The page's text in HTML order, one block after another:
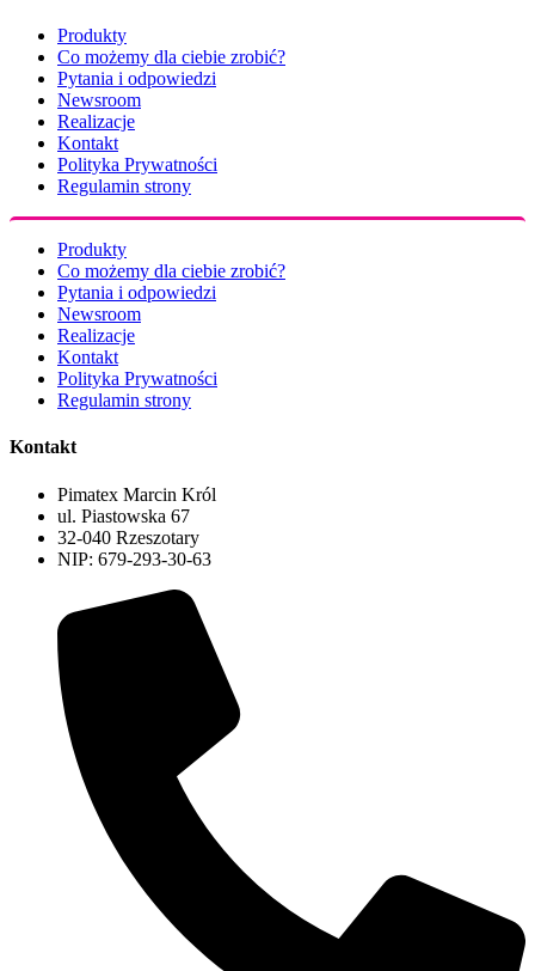
Produkty
Co możemy dla ciebie zrobić?
Pytania i odpowiedzi
Newsroom
Realizacje
Kontakt
Polityka Prywatności
Regulamin strony
Produkty
Co możemy dla ciebie zrobić?
Pytania i odpowiedzi
Newsroom
Realizacje
Kontakt
Polityka Prywatności
Regulamin strony
Kontakt
Pimatex Marcin Król
ul. Piastowska 67
32-040 Rzeszotary
NIP: 679-293-30-63